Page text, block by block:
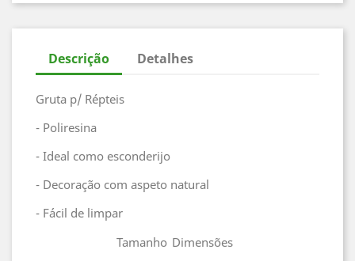
Descrição Detalhes
Gruta p/ Répteis
- Poliresina
- Ideal como esconderijo
- Decoração com aspeto natural
- Fácil de limpar
Tamanho Dimensões